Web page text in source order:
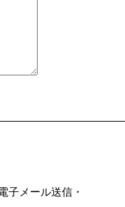
子メール送信・